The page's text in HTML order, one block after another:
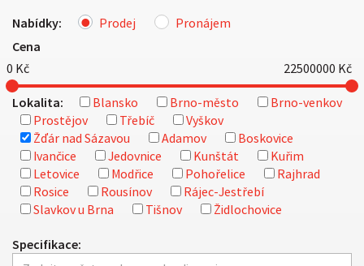
Nabídky: Prodej
Pronájem
Cena
0 Kč 22500000 Kč
Lokalita: Blansko Brno-město
Brno-venkov
Prostějov
Třebíč
Vyškov
Žďár nad Sázavou
Adamov
Boskovice
Ivančice
Jedovnice Kunštát
Kuřim
Letovice
Modřice Pohořelice
Rajhrad
Rosice
Rousínov
Rájec-Jestřebí
Slavkov u Brna
Tišnov Židlochovice
Specifikace: